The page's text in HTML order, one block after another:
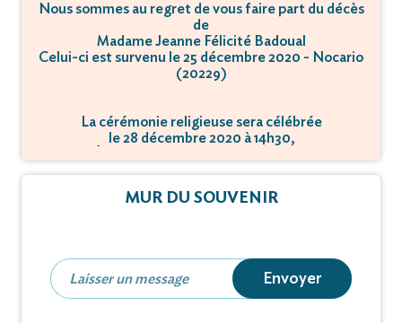
Nous sommes au regret de vous faire part du décès
de
Madame Jeanne Félicité Badoual
Celui-ci est survenu le 25 décembre 2020 - Nocario
(20229)
La cérémonie religieuse sera célébrée
le 28 décembre 2020 à 14h30,
MUR DU SOUVENIR
Envoyer